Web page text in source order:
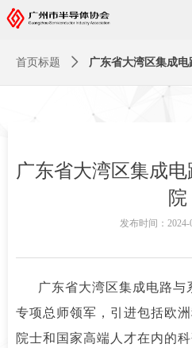
广东省大湾区集成
院
广东省大湾区集成电路
专项总师领军，引进包括欧
院士和国家高端人才在内的
发布时间： 2024-
首页标题 ꄲ 广东省大湾区集成